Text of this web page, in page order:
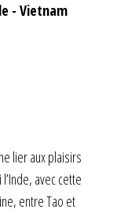
-Vietnam
lier aux plaisirs
avec cette
entre Tao et